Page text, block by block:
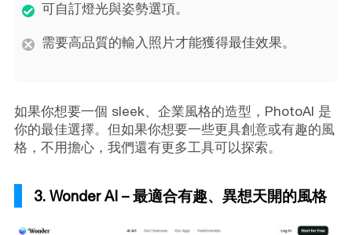
可自訂燈光與姿勢選項。
需要高品質的輸入照片才能獲得最佳效果。
如果你想要一個 sleek、企業風格的造型，PhotoAI 是
你的最佳選擇。但如果你想要一些更具創意或有趣的風
格，不用擔心，我們還有更多工具可以探索。
3. Wonder AI – 最適合有趣、異想天開的風格